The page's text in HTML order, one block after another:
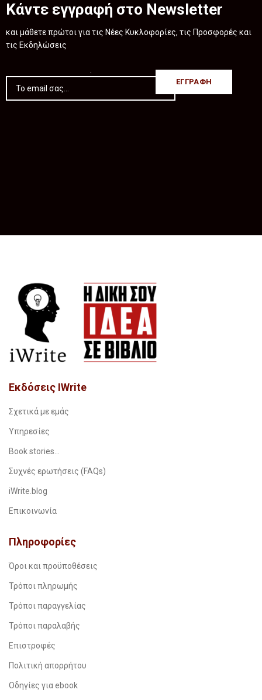
Κάντε εγγραφή στο Newsletter
και μάθετε πρώτοι για τις Νέες Κυκλοφορίες, τις Προσφορές και
τις Εκδηλώσεις
Εκδόσεις IWrite
Σχετικά με εμάς
Υπηρεσίες
Book stories…
Συχνές ερωτήσεις (FAQs)
iWrite.blog
Επικοινωνία
Πληροφορίες
Όροι και προϋποθέσεις
Τρόποι πληρωμής
Τρόποι παραγγελίας
Τρόποι παραλαβής
Επιστροφές
Πολιτική απορρήτου
Οδηγίες για ebook